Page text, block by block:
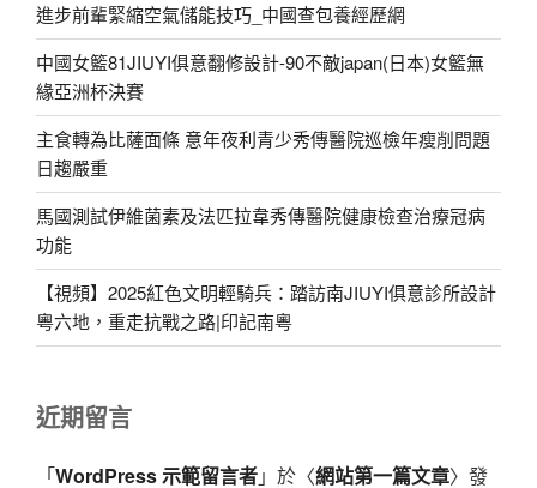
進步前輩緊縮空氣儲能技巧_中國查包養經歷網
中國女籃81JIUYI俱意翻修設計-90不敵japan(日本)女籃無
緣亞洲杯決賽
主食轉為比薩面條 意年夜利青少秀傳醫院巡檢年瘦削問題
日趨嚴重
馬國測試伊維菌素及法匹拉韋秀傳醫院健康檢查治療冠病
功能
【視頻】2025紅色文明輕騎兵：踏訪南JIUYI俱意診所設計
粵六地，重走抗戰之路|印記南粵
近期留言
「WordPress 示範留言者」於〈網站第一篇文章〉發